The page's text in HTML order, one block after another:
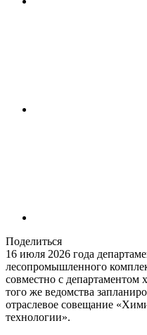
Поделиться
16 июля 2026 года
лесопромышленного
совместно с
того же ведомства
отраслевое совещание
технологии».